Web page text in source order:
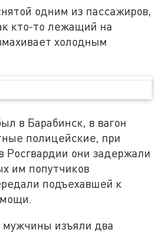
одним из пассажиров,
кто-то лежащий на
холодным
в Барабинск, в вагон
полицейские, при
Росгвардии они задержали
им попутчиков
подъехавшей к
изъяли два